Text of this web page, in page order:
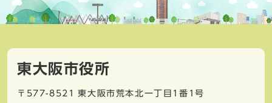
東大阪市役所
〒577-8521
東大阪市荒本北一丁目1番1号